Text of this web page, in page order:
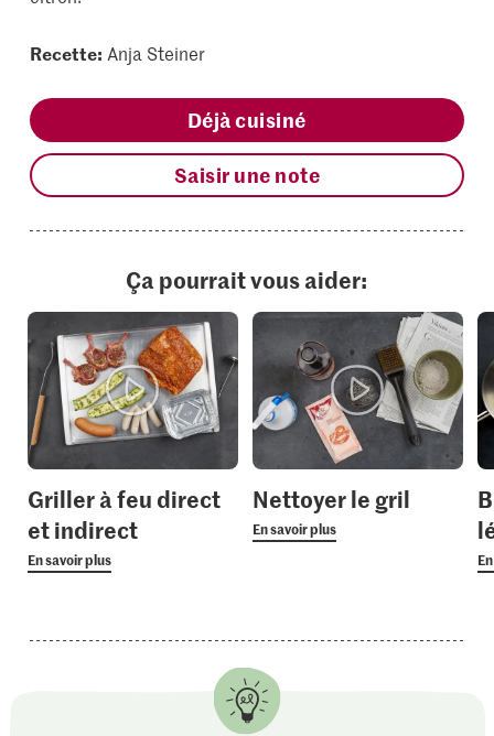
Recette: Anja Steiner
Déjà cuisiné
Saisir une note
Ça pourrait vous aider:
Griller à feu direct
et indirect
En savoir plus
Nettoyer le gril
En savoir plus